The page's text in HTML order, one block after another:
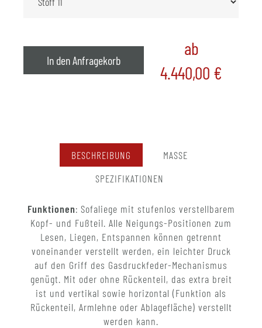
In den Anfragekorb
ab
4.440,00 €
BESCHREIBUNG
MASSE
SPEZIFIKATIONEN
Funktionen: Sofaliege mit stufenlos verstellbarem
Kopf- und Fußteil. Alle Neigungs-Positionen zum
Lesen, Liegen, Entspannen können getrennt
voneinander verstellt werden, ein leichter Druck
auf den Griff des Gasdruckfeder-Mechanismus
genügt. Mit oder ohne Rückenteil, das extra breit
ist und vertikal sowie horizontal (Funktion als
Rückenteil, Armlehne oder Ablagefläche) verstellt
werden kann.